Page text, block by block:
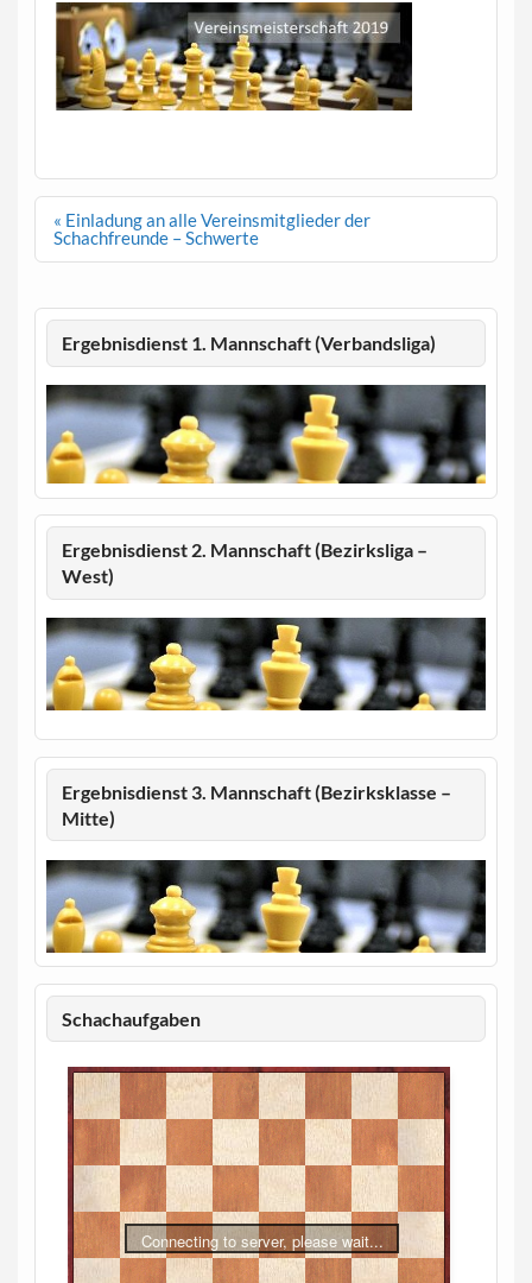
Beitragsnavigation
« Einladung an alle Vereinsmitglieder der
Schachfreunde – Schwerte
Ergebnisdienst 1. Mannschaft (Verbandsliga)
Ergebnisdienst 2. Mannschaft (Bezirksliga –
West)
Ergebnisdienst 3. Mannschaft (Bezirksklasse –
Mitte)
Schachaufgaben